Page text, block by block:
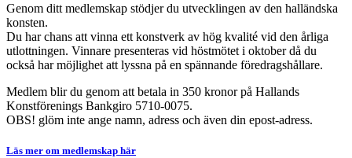
Genom ditt medlemskap stödjer du utvecklingen av den halländska
konsten.
Du har chans att vinna ett konstverk av hög kvalité vid den årliga
utlottningen. Vinnare presenteras vid höstmötet i oktober då du
också har möjlighet att lyssna på en spännande föredragshållare.
Medlem blir du genom att betala in 350 kronor på Hallands
Konstförenings Bankgiro 5710-0075.
OBS! glöm inte ange namn, adress och även din epost-adress.
Läs mer om medlemskap här